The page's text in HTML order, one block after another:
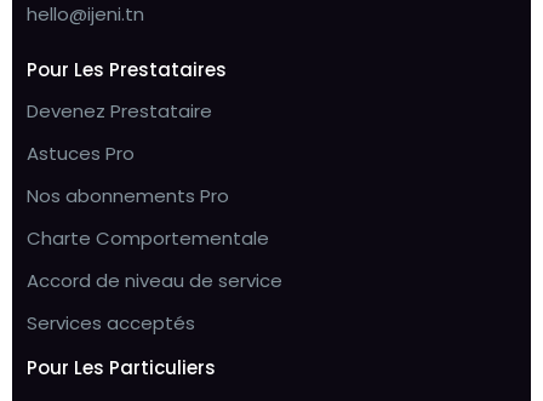
hello@ijeni.tn
Pour Les Prestataires
Devenez Prestataire
Astuces Pro
Nos abonnements Pro
Charte Comportementale
Accord de niveau de service
Services acceptés
Pour Les Particuliers